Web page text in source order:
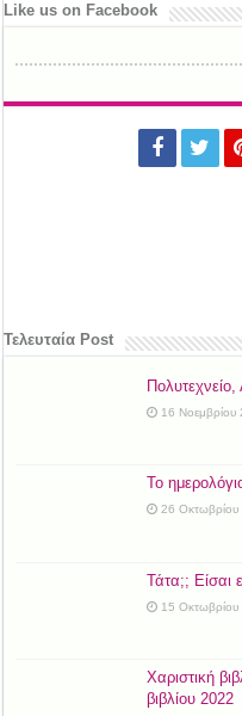
Like us on Facebook
Τελευταία Post
16 Νοεμβρίου
Το
26 Οκτωβρίου
Τάτα;; Είσαι
15 Οκτωβρίου
Χαριστική
βιβλίου 2022